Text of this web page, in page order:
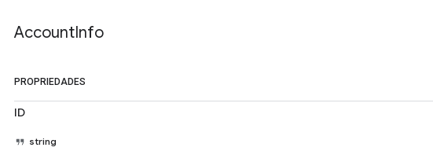
AccountInfo
PROPRIEDADES
ID
string